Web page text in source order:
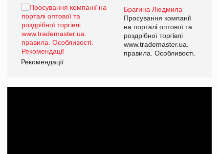
Брагина Людмила
Просування компанії
на порталі оптової та
роздрібної торгівлі
www.trademaster.ua.
правила. Особливості.
Рекомендації